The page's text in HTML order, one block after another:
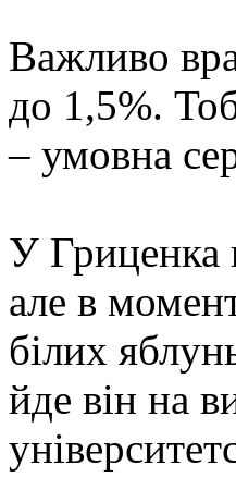
Важливо
до 1,5%.
– умовна
У Гриценка
але в
білих
йде він на